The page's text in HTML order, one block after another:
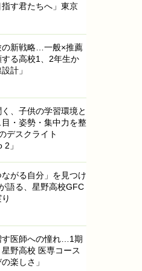
指す君たちへ」東京
の新戦略…一般×推薦
る高校1、2年生か
計」
、子供の学習環境と
・姿勢・集中力を整
デスクライト
2」
ながる自分」を見つけ
語る、星野高校GFC
す医師への憧れ…1期
野高校 医専コース
楽しさ」